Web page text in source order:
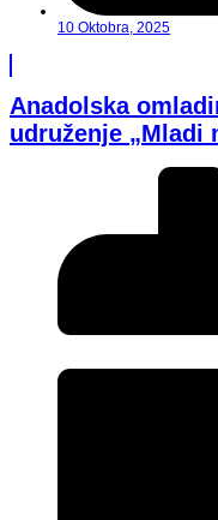
10 Oktobra, 2025
Anadolska
udruženje „Mladi